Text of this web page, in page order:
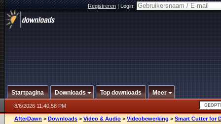
Registreren|Login:
Startpagina Downloads Top downloads Meer
8/6/2026 11:40:58 PM
AfterDawn > Downloads > Video & Audio > Videobewerking > Smart Cutter for